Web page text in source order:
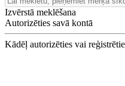
Izvērstā meklēšana
Autorizēties savā kontā
Kādēļ autorizēties vai